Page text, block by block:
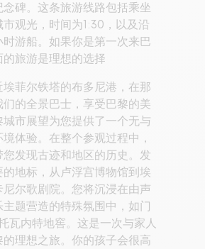
碑。这条旅游线路包括乘坐
观光，时间为1:30，以及沿
游船。如果你是第一次来巴
旅游是理想的选择
菲尔铁塔的布多尼港，在那
的全景巴士，享受巴黎的美
市展望为您提供了一个无与
体验。在整个参观过程中，
发现古迹和地区的历史。发
地标，从卢浮宫博物馆到埃
尔歌剧院。您将沉浸在由声
题营造的特殊氛围中，如门
瓦内特地窖。这是一次与家人
理想之旅。你的孩子会很高